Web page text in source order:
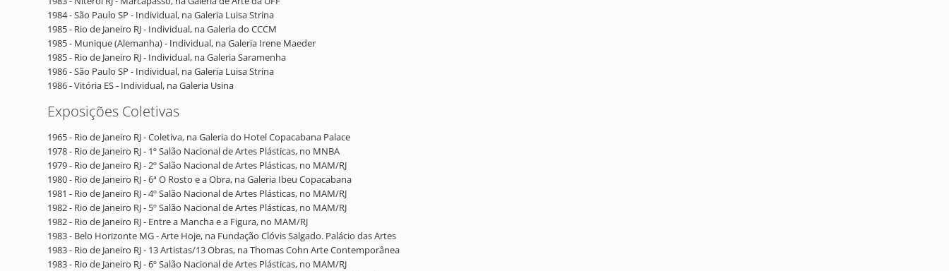
1984 - São Paulo SP - Individual, na Galeria Luisa Strina
1985 - Rio de Janeiro RJ - Individual, na Galeria do CCCM
1985 - Munique (Alemanha) - Individual, na Galeria Irene Maeder
1985 - Rio de Janeiro RJ - Individual, na Galeria Saramenha
1986 - São Paulo SP - Individual, na Galeria Luisa Strina
1986 - Vitória ES - Individual, na Galeria Usina
Exposições Coletivas
1965 - Rio de Janeiro RJ - Coletiva, na Galeria do Hotel Copacabana Palace
1978 - Rio de Janeiro RJ - 1º Salão Nacional de Artes Plásticas, no MNBA
1979 - Rio de Janeiro RJ - 2º Salão Nacional de Artes Plásticas, no MAM/RJ
1980 - Rio de Janeiro RJ - 6ª O Rosto e a Obra, na Galeria Ibeu Copacabana
1981 - Rio de Janeiro RJ - 4º Salão Nacional de Artes Plásticas, no MAM/RJ
1982 - Rio de Janeiro RJ - 5º Salão Nacional de Artes Plásticas, no MAM/RJ
1982 - Rio de Janeiro RJ - Entre a Mancha e a Figura, no MAM/RJ
1983 - Belo Horizonte MG - Arte Hoje, na Fundação Clóvis Salgado. Palácio das Artes
1983 - Rio de Janeiro RJ - 13 Artistas/13 Obras, na Thomas Cohn Arte Contemporânea
1983 - Rio de Janeiro RJ - 6º Salão Nacional de Artes Plásticas, no MAM/RJ